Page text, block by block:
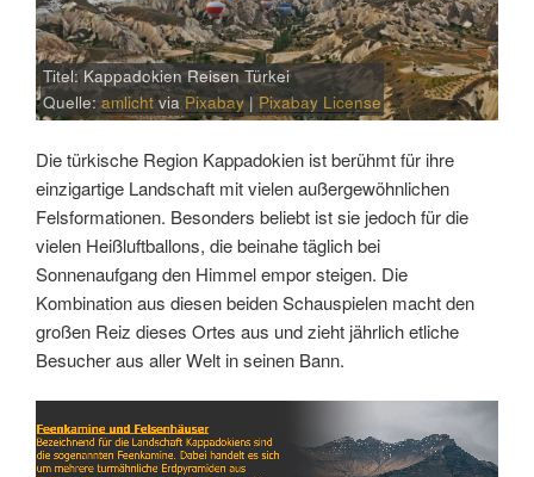
Titel: Kappadokien Reisen Türkei
Quelle:amlichtvia Pixabay| Pixabay License
Die türkische Region Kappadokien ist berühmt für ihre
einzigartige Landschaft mit vielen außergewöhnlichen
Felsformationen. Besonders beliebt ist sie jedoch für die
vielen Heißluftballons, die beinahe täglich bei
Sonnenaufgang den Himmel empor steigen. Die
Kombination aus diesen beiden Schauspielen macht den
großen Reiz dieses Ortes aus und zieht jährlich etliche
Besucher aus aller Welt in seinen Bann.
Link